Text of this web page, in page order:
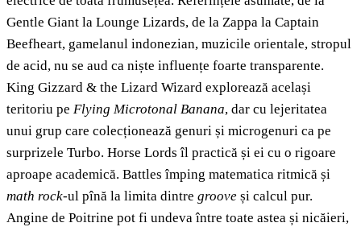
Gentle Giant la Lounge Lizards, de la Zappa la Captain
Beefheart, gamelanul indonezian, muzicile orientale, stropul
de acid, nu se aud ca niște influențe foarte transparente.
King Gizzard & the Lizard Wizard explorează același
teritoriu pe Flying Microtonal Banana, dar cu lejeritatea
unui grup care colecționează genuri și microgenuri ca pe
surprizele Turbo. Horse Lords îl practică și ei cu o rigoare
aproape academică. Battles împing matematica ritmică și
math rock-ul pînă la limita dintre groove și calcul pur.
Angine de Poitrine pot fi undeva între toate astea și nicăieri,